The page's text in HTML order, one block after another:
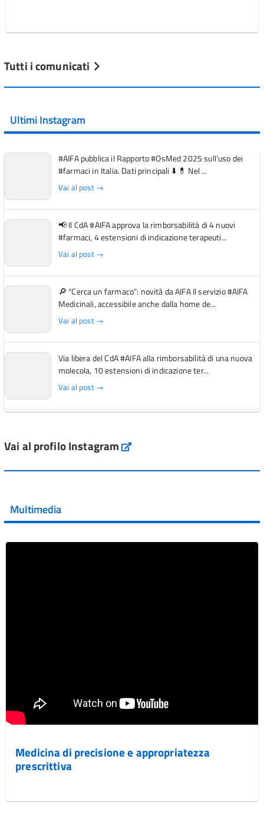
Tutti i comunicati
Ultimi Instagram
#AIFA pubblica il Rapporto #OsMed 2025 sull’uso dei
#farmaci in Italia. Dati principali ⬇️ 💊 Nel ...
Vai al post →
📢 Il CdA #AIFA approva la rimborsabilità di 4 nuovi
#farmaci, 4 estensioni di indicazione terapeuti...
Vai al post →
🔎 "Cerca un farmaco": novità da AIFA Il servizio #AIFA
Medicinali, accessibile anche dalla home de...
Vai al post →
Via libera del CdA #AIFA alla rimborsabilità di una nuova
molecola, 10 estensioni di indicazione ter...
Vai al post →
Vai al post →
Vai al post →
Vai al profilo Instagram Instagram
Multimedia
Medicina di precisione e appropriatezza
prescrittiva